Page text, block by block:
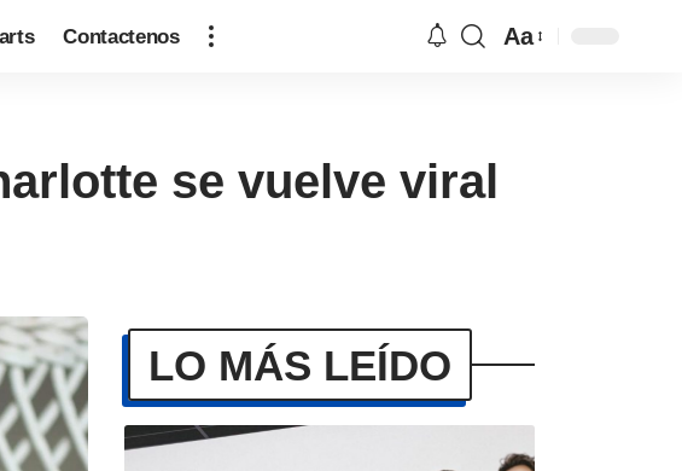
Contactenos Aa
se vuelve viral
LO MÁS LEÍDO